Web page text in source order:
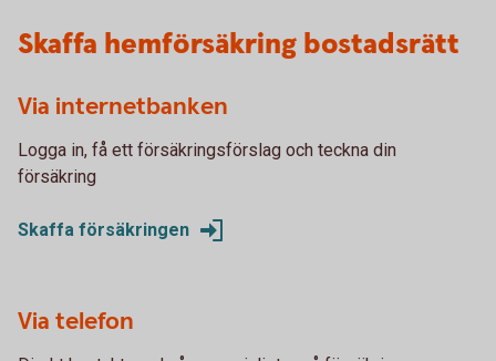
Skaffa hemförsäkring bostadsrätt
Via internetbanken
Logga in, få ett försäkringsförslag och teckna din
försäkring
Skaffa försäkringen
Via telefon